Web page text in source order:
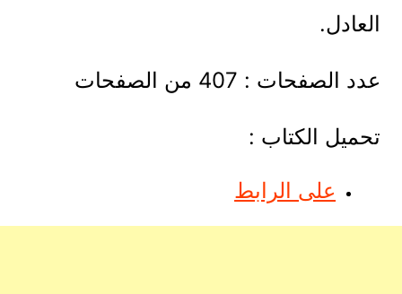
العادل.
عدد الصفحات : 407 من الصفحات
تحميل الكتاب :
على الرابط